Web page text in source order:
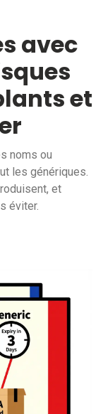
avec
et
noms ou
les génériques.
et
éviter.